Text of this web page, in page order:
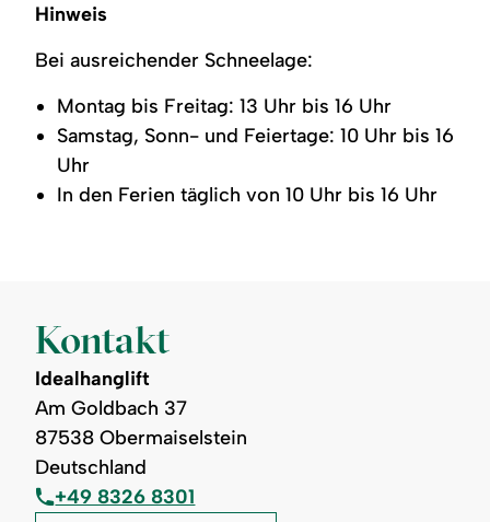
Hinweis
Bei ausreichender Schneelage:
Montag bis Freitag: 13 Uhr bis 16 Uhr
Samstag, Sonn- und Feiertage: 10 Uhr bis 16
Uhr
In den Ferien täglich von 10 Uhr bis 16 Uhr
Kontakt
Idealhanglift
Am Goldbach 37
87538 Obermaiselstein
Deutschland
+49 8326 8301